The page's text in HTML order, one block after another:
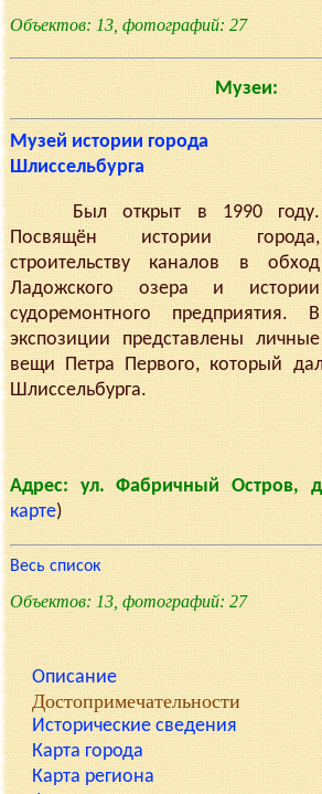
Объектов: 13, фотографий: 27
Музеи:
Музей истории города
Шлиссельбурга
Был открыт в 1990 году.
Посвящён истории города,
строительству каналов в обход
Ладожского озера и истории
судоремонтного предприятия. В
экспозиции представлены личные
вещи Петра Первого, который
Шлиссельбурга.
Адрес: ул. Фабричный Остров,
карте)
Весь список
Объектов: 13, фотографий: 27
Описание
Достопримечательности
Исторические сведения
Карта города
Карта региона